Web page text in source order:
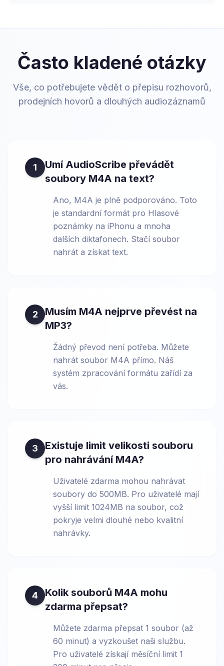
Často kladené otázky
Vše, co potřebujete vědět o přepisu rozhovorů,
prodejních hovorů a dlouhých audiozáznamů
1
Umí AudioScribe převádět
soubory M4A na text?
Ano, M4A je plně podporováno. Toto
je standardní formát pro Hlasové
poznámky na iPhonu a mnoha
dalších diktafonech. Stačí soubor
nahrát a získat text.
2
Musím M4A nejprve převést na
MP3?
Žádný převod není potřeba. Můžete
nahrát soubor M4A přímo. Náš
systém zpracování formátu zařídí za
vás.
3
Existuje limit velikosti souboru
pro nahrávání M4A?
Uživatelé zdarma mohou nahrávat
soubory do 500MB. Pro uživatelé mají
vyšší limit 1024MB na soubor, což
pokryje velmi dlouhé nebo kvalitní
nahrávky.
4
Kolik souborů M4A mohu
zdarma přepsat?
Můžete zdarma přepsat 1 soubor (až
60 minut) a vyzkoušet naši službu.
Pro uživatelé získají měsíční limit 1